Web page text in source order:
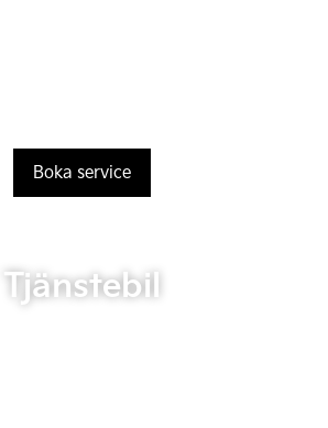
Boka service
Tjänstebil